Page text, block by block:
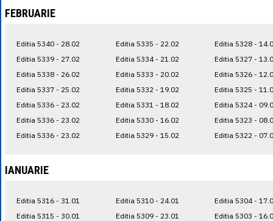
FEBRUARIE
Editia 5340 - 28.02
Editia 5339 - 27.02
Editia 5338 - 26.02
Editia 5337 - 25.02
Editia 5336 - 23.02
Editia 5336 - 23.02
Editia 5336 - 23.02
Editia 5335 - 22.02
Editia 5334 - 21.02
Editia 5333 - 20.02
Editia 5332 - 19.02
Editia 5331 - 18.02
Editia 5330 - 16.02
Editia 5329 - 15.02
Editia 5328 -
Editia 5327 -
Editia 5326 -
Editia 5325 -
Editia 5324 -
Editia 5323 -
Editia 5322 -
IANUARIE
Editia 5316 - 31.01
Editia 5315 - 30.01
Editia 5310 - 24.01
Editia 5309 - 23.01
Editia 5304 -
Editia 5303 -